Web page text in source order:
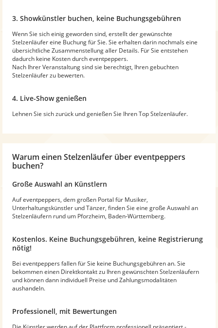
3. Showkünstler buchen, keine Buchungsgebühren
Wenn Sie sich einig geworden sind, erstellt der gewünschte
Stelzenläufer eine Buchung für Sie. Sie erhalten darin nochmals eine
übersichtliche Zusammenstellung aller Details. Für Sie entstehen
dadurch keine Kosten durch eventpeppers.
Nach Ihrer Veranstaltung sind sie berechtigt, Ihren gebuchten
Stelzenläufer zu bewerten.
4. Live-Show genießen
Lehnen Sie sich zurück und genießen Sie Ihren Top Stelzenläufer.
Warum einen Stelzenläufer über eventpeppers
buchen?
Große Auswahl an Künstlern
Auf eventpeppers, dem großen Portal für Musiker,
Unterhaltungskünstler und Tänzer, finden Sie eine große Auswahl an
Stelzenläufern rund um Pforzheim, Baden-Württemberg.
Kostenlos. Keine Buchungsgebühren, keine Registrierung
nötig!
Bei eventpeppers fallen für Sie keine Buchungsgebühren an. Sie
bekommen einen Direktkontakt zu Ihren gewünschten Stelzenläufern
und können dann individuell Preise und Zahlungsmodalitäten
aushandeln.
Professionell, mit Bewertungen